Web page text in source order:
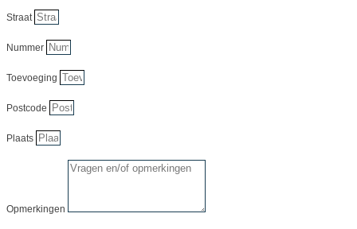
Straat
Nummer
Toevoeging
Postcode
Plaats
Opmerkingen